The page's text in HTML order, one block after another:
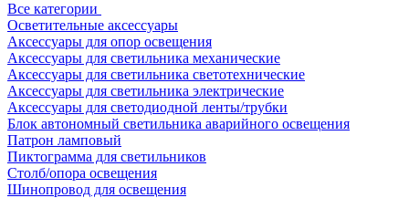
Все категории
Осветительные аксессуары
Аксессуары для опор освещения
Аксессуары для светильника механические
Аксессуары для светильника светотехнические
Аксессуары для светильника электрические
Аксессуары для светодиодной ленты/трубки
Блок автономный светильника аварийного освещения
Патрон ламповый
Пиктограмма для светильников
Столб/опора освещения
Шинопровод для освещения